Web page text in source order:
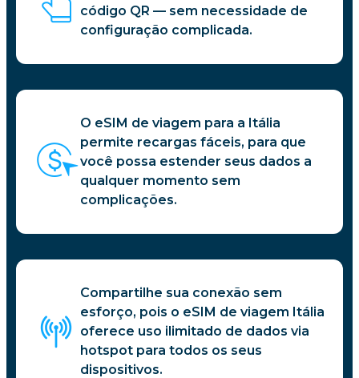
código QR — sem necessidade de
configuração complicada.
O eSIM de viagem para a Itália
permite recargas fáceis, para que
você possa estender seus dados a
qualquer momento sem
complicações.
Compartilhe sua conexão sem
esforço, pois o eSIM de viagem Itália
oferece uso ilimitado de dados via
hotspot para todos os seus
dispositivos.